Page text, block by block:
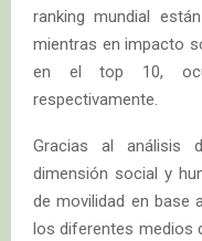
ranking mundial
mientras en impacto
en el top 10,
respectivamente.
Gracias al análisis
dimensión social y
de movilidad en base
los diferentes medios